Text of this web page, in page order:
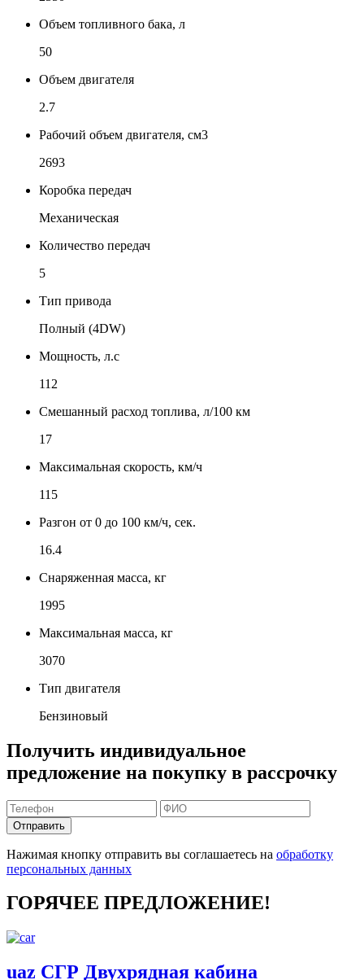
Объем топливного бака, л
50
Объем двигателя
2.7
Рабочий объем двигателя, см3
2693
Коробка передач
Механическая
Количество передач
5
Тип привода
Полный (4DW)
Мощность, л.с
112
Смешанный расход топлива, л/100 км
17
Максимальная скорость, км/ч
115
Разгон от 0 до 100 км/ч, сек.
16.4
Снаряженная масса, кг
1995
Максимальная масса, кг
3070
Тип двигателя
Бензиновый
Получить индивидуальное
предложение на покупку в рассрочку
Отправить
Нажимая кнопку отправить вы соглашаетесь на обработку
персональных данных
ГОРЯЧЕЕ ПРЕДЛОЖЕНИЕ!
uaz СГР Двухрядная кабина